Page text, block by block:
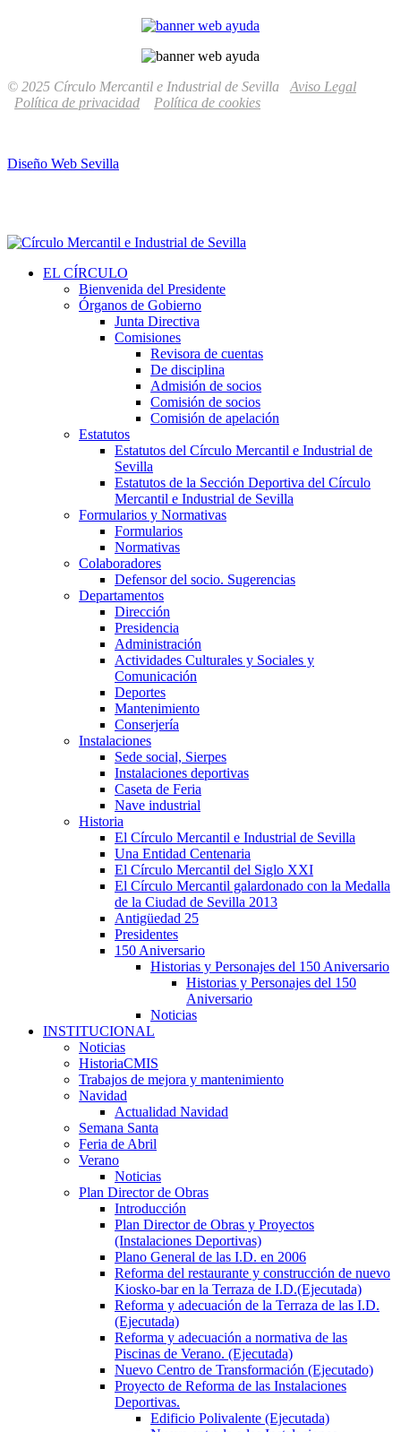
© 2025 Círculo Mercantil e Industrial de Sevilla Aviso Legal
Política de privacidad
Política de cookies
Diseño Web Sevilla
EL CÍRCULO
Bienvenida del Presidente
Órganos de Gobierno
Junta Directiva
Comisiones
Revisora de cuentas
De disciplina
Admisión de socios
Comisión de socios
Comisión de apelación
Estatutos
Estatutos del Círculo Mercantil e Industrial de
Sevilla
Estatutos de la Sección Deportiva del Círculo
Mercantil e Industrial de Sevilla
Formularios y Normativas
Formularios
Normativas
Colaboradores
Defensor del socio. Sugerencias
Departamentos
Dirección
Presidencia
Administración
Actividades Culturales y Sociales y
Comunicación
Deportes
Mantenimiento
Conserjería
Instalaciones
Sede social, Sierpes
Instalaciones deportivas
Caseta de Feria
Nave industrial
Historia
El Círculo Mercantil e Industrial de Sevilla
Una Entidad Centenaria
El Círculo Mercantil del Siglo XXI
El Círculo Mercantil galardonado con la Medalla
de la Ciudad de Sevilla 2013
Antigüedad 25
Presidentes
150 Aniversario
Historias y Personajes del 150 Aniversario
Historias y Personajes del 150
Aniversario
Noticias
INSTITUCIONAL
Noticias
HistoriaCMIS
Trabajos de mejora y mantenimiento
Navidad
Actualidad Navidad
Semana Santa
Feria de Abril
Verano
Noticias
Plan Director de Obras
Introducción
Plan Director de Obras y Proyectos
(Instalaciones Deportivas)
Plano General de las I.D. en 2006
Reforma del restaurante y construcción de nuevo
Kiosko-bar en la Terraza de I.D.(Ejecutada)
Reforma y adecuación de la Terraza de las I.D.
(Ejecutada)
Reforma y adecuación a normativa de las
Piscinas de Verano. (Ejecutada)
Nuevo Centro de Transformación (Ejecutado)
Proyecto de Reforma de las Instalaciones
Deportivas.
Edificio Polivalente (Ejecutada)